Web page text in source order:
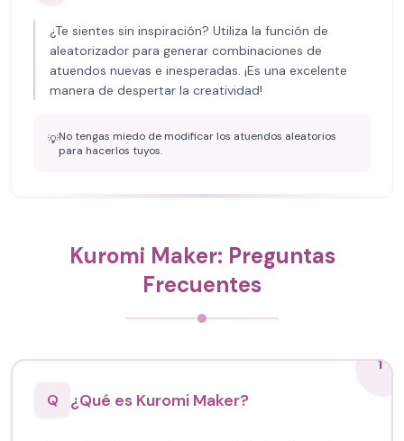
¿Te sientes sin inspiración? Utiliza la función de
aleatorizador para generar combinaciones de
atuendos nuevas e inesperadas. ¡Es una excelente
manera de despertar la creatividad!
💡No tengas miedo de modificar los atuendos aleatorios
para hacerlos tuyos.
Kuromi Maker: Preguntas
Frecuentes
1
Q
¿Qué es Kuromi Maker?